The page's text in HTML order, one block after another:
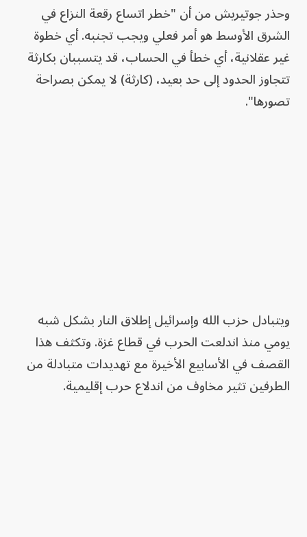
وحذر جوتيريش من أن "خطر اتساع رقعة النزاع في
الشرق الأوسط هو أمر فعلي ويجب تجنبه. أي خطوة
غير عقلانية، أي خطأ في الحساب، قد يتسببان بكارثة
تتجاوز الحدود إلى حد بعيد، (كارثة) لا يمكن بصراحة
تصورها".
ويتبادل حزب الله وإسرائيل إطلاق النار بشكل شبه
يومي منذ اندلعت الحرب في قطاع غزة. وتكثف هذا
القصف في الأسابيع الأخيرة مع تهديدات متبادلة من
الطرفين تثير مخاوف من اندلاع حرب إقليمية.